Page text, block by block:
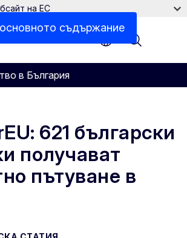
съдържание
на ЕС
в България
621 български
получават
пътуване в